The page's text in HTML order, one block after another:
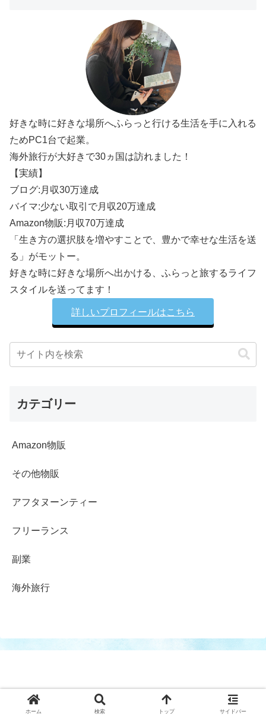
好きな時に好きな場所へふらっと行ける生活を手に入れる
ためPC1台で起業。
海外旅行が大好きで30ヵ国は訪れました！
【実績】
ブログ:月収30万達成
バイマ:少ない取引で月収20万達成
Amazon物販:月収70万達成
「生き方の選択肢を増やすことで、豊かで幸せな生活を送
る」がモットー。
好きな時に好きな場所へ出かける、ふらっと旅するライフ
スタイルを送ってます！
詳しいプロフィールはこちら
カテゴリー
Amazon物販
その他物販
アフタヌーンティー
フリーランス
副業
海外旅行
ホーム 検索 トップ サイドバー